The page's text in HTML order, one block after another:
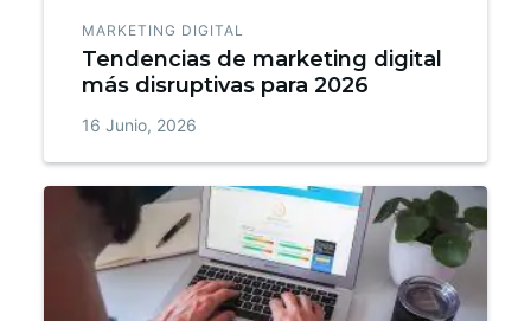
MARKETING DIGITAL
Tendencias de marketing digital
más disruptivas para 2026
16 Junio, 2026